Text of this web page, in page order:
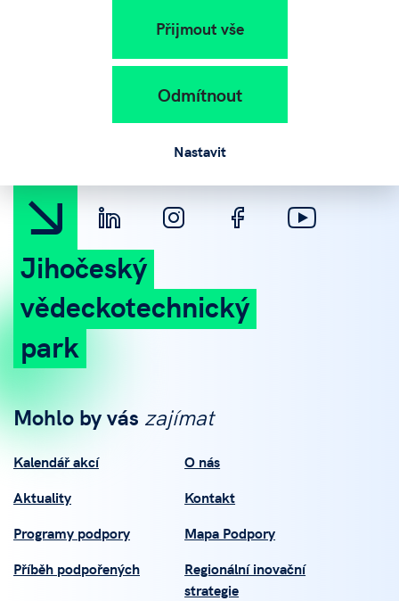
Přijmout vše
Odmítnout
Nastavit
info@jvtp.cz
Jihočeský
vědeckotechnický
park
Mohlo by vás zajímat
Kalendář akcí
Aktuality
Programy podpory
Příběh podpořených
O nás
Kontakt
Mapa Podpory
Regionální inovační
strategie